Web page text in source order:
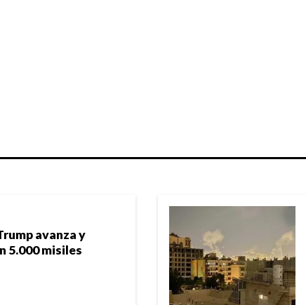
avanza y
5.000 misiles